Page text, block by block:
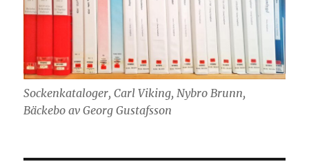
Sockenkataloger, Carl Viking, Nybro Brunn,
Bäckebo av Georg Gustafsson